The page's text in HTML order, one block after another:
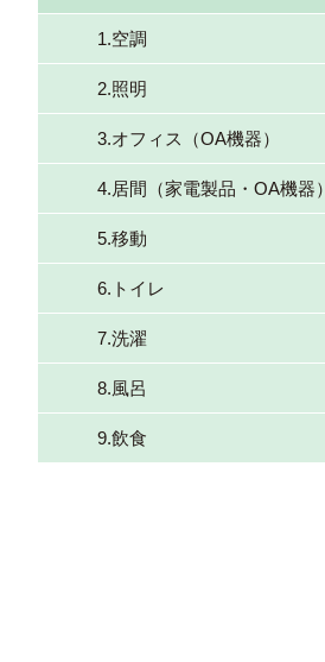
1.空調
2.照明
3.オフィス（OA機器）
4.居間（家電製品・OA機器）
5.移動
6.トイレ
7.洗濯
8.風呂
9.飲食